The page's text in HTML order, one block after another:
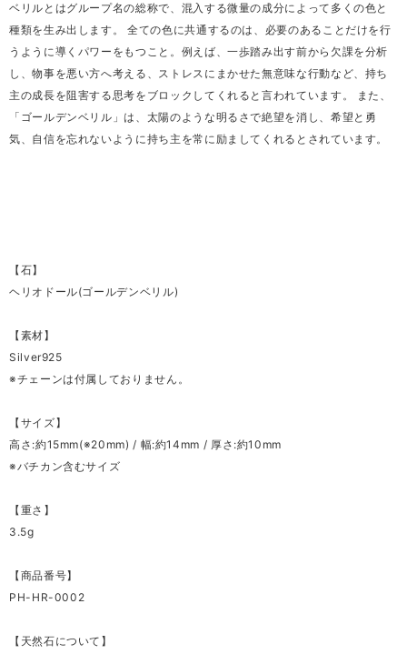
ベリルとはグループ名の総称で、混入する微量の成分によって多くの色と
種類を生み出します。 全ての色に共通するのは、必要のあることだけを行
うように導くパワーをもつこと。例えば、一歩踏み出す前から欠課を分析
し、物事を悪い方へ考える、ストレスにまかせた無意味な行動など、持ち
主の成長を阻害する思考をブロックしてくれると言われています。 また、
「ゴールデンベリル」は、太陽のような明るさで絶望を消し、希望と勇
気、自信を忘れないように持ち主を常に励ましてくれるとされています。
【石】
ヘリオドール(ゴールデンベリル)
【素材】
Silver925
※チェーンは付属しておりません。
【サイズ】
高さ:約15mm(※20mm) / 幅:約14mm / 厚さ:約10mm
※バチカン含むサイズ
【重さ】
3.5g
【商品番号】
PH-HR-0002
【天然石について】